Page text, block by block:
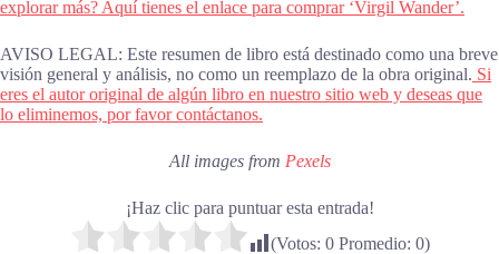
explorar más? Aquí tienes el enlace para comprar ‘Virgil Wander’.
AVISO LEGAL: Este resumen de libro está destinado como una breve
visión general y análisis, no como un reemplazo de la obra original. Si
eres el autor original de algún libro en nuestro sitio web y deseas que
lo eliminemos, por favor contáctanos.
All images from Pexels
¡Haz clic para puntuar esta entrada!
(Votos: 0Promedio: 0)